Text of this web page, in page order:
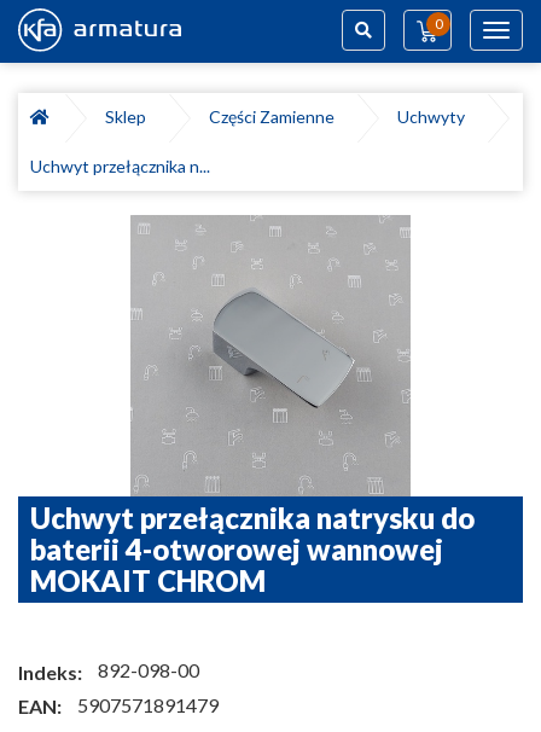
0
Sklep
Części Zamienne Uchwyty
Uchwyt przełącznika n...
Uchwyt przełącznika natrysku do
baterii 4-otworowej wannowej
MOKAIT CHROM
Indeks:
892-098-00
EAN:
5907571891479